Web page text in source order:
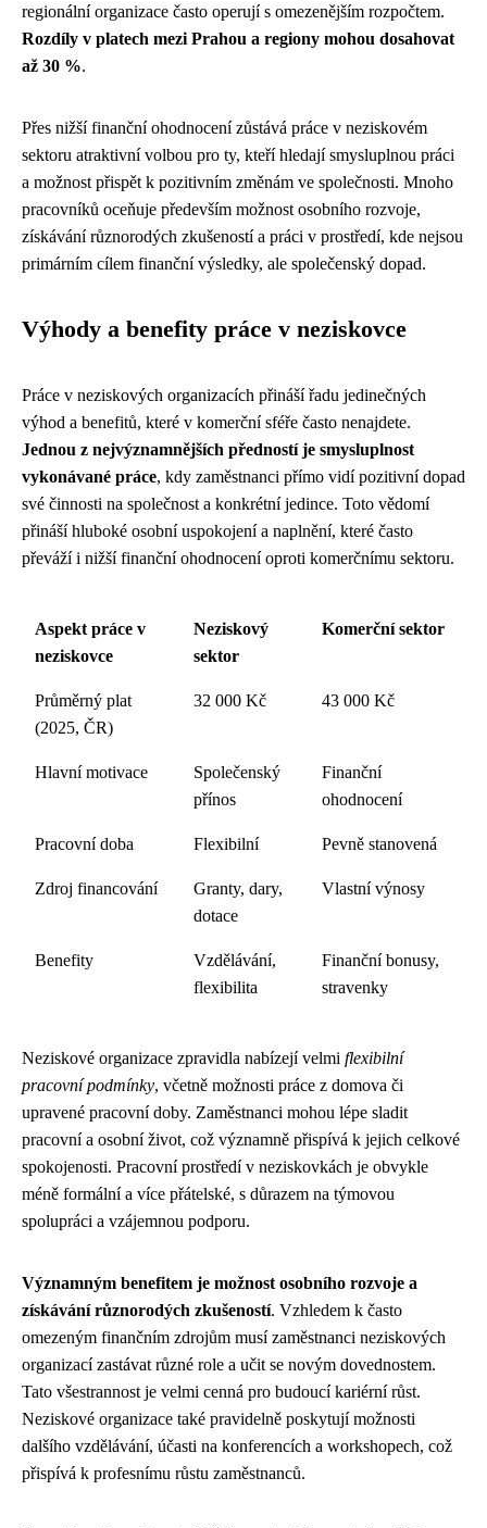
regionální organizace často operují s omezenějším rozpočtem.
Rozdíly v platech mezi Prahou a regiony mohou dosahovat
až 30 %.
Přes nižší finanční ohodnocení zůstává práce v neziskovém
sektoru atraktivní volbou pro ty, kteří hledají smysluplnou práci
a možnost přispět k pozitivním změnám ve společnosti. Mnoho
pracovníků oceňuje především možnost osobního rozvoje,
získávání různorodých zkušeností a práci v prostředí, kde nejsou
primárním cílem finanční výsledky, ale společenský dopad.
Výhody a benefity práce v neziskovce
Práce v neziskových organizacích přináší řadu jedinečných
výhod a benefitů, které v komerční sféře často nenajdete.
Jednou z nejvýznamnějších předností je smysluplnost
vykonávané práce, kdy zaměstnanci přímo vidí pozitivní dopad
své činnosti na společnost a konkrétní jedince. Toto vědomí
přináší hluboké osobní uspokojení a naplnění, které často
převáží i nižší finanční ohodnocení oproti komerčnímu sektoru.
Aspekt práce v
neziskovce
Neziskový
sektor
Komerční sektor
Průměrný plat
(2025, ČR)
32 000 Kč 43 000 Kč
Hlavní motivace
Společenský
přínos
Finanční
ohodnocení
Pracovní doba Flexibilní Pevně stanovená
Zdroj financování
Granty, dary,
dotace
Vlastní výnosy
Benefity
Vzdělávání,
flexibilita
Finanční bonusy,
stravenky
Neziskové organizace zpravidla nabízejí velmi flexibilní
pracovní podmínky, včetně možnosti práce z domova či
upravené pracovní doby. Zaměstnanci mohou lépe sladit
pracovní a osobní život, což významně přispívá k jejich celkové
spokojenosti. Pracovní prostředí v neziskovkách je obvykle
méně formální a více přátelské, s důrazem na týmovou
spolupráci a vzájemnou podporu.
Významným benefitem je možnost osobního rozvoje a
získávání různorodých zkušeností. Vzhledem k často
omezeným finančním zdrojům musí zaměstnanci neziskových
organizací zastávat různé role a učit se novým dovednostem.
Tato všestrannost je velmi cenná pro budoucí kariérní růst.
Neziskové organizace také pravidelně poskytují možnosti
dalšího vzdělávání, účasti na konferencích a workshopech, což
přispívá k profesnímu růstu zaměstnanců.